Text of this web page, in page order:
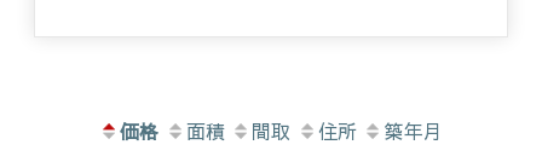
価格 面積 間取 住所 築年月